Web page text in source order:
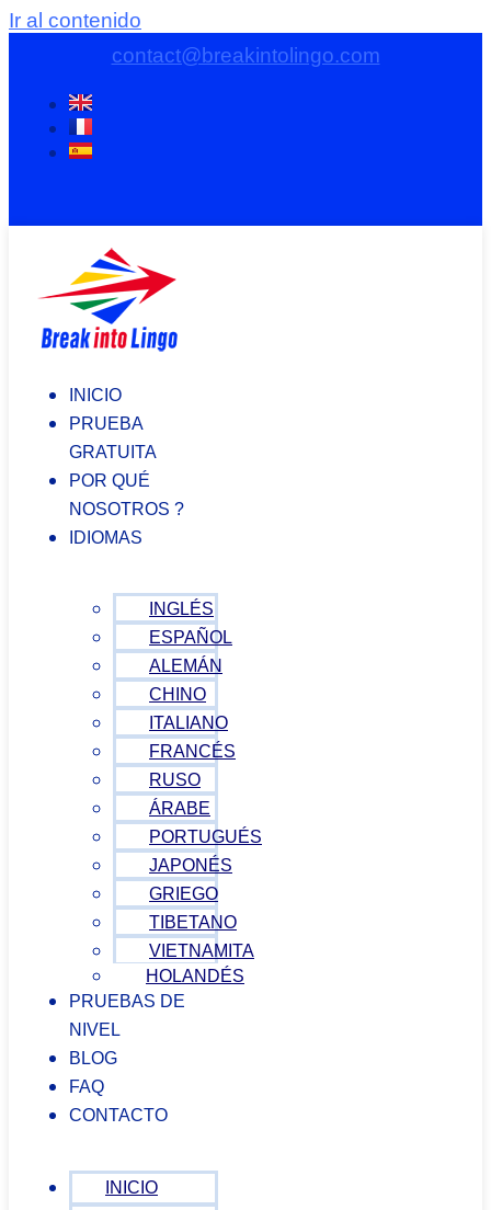
Ir al contenido
contact@breakintolingo.com
INICIO
PRUEBA
GRATUITA
POR QUÉ
NOSOTROS ?
IDIOMAS
INGLÉS
ESPAÑOL
ALEMÁN
CHINO
ITALIANO
FRANCÉS
RUSO
ÁRABE
PORTUGUÉS
JAPONÉS
GRIEGO
TIBETANO
VIETNAMITA
HOLANDÉS
PRUEBAS DE
NIVEL
BLOG
FAQ
CONTACTO
INICIO